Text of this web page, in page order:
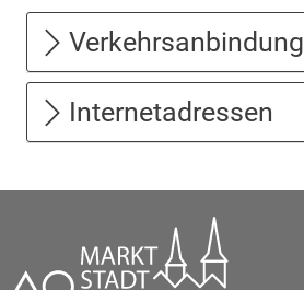
Verkehrsanbindung
Internetadressen